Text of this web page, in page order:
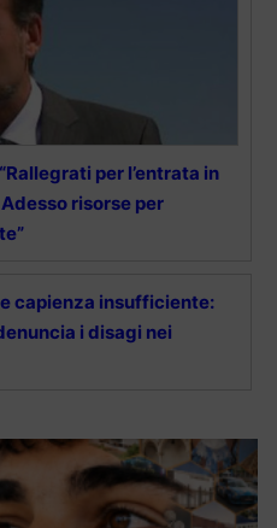
per l’entrata in
risorse per
capienza insufficiente:
i disagi nei